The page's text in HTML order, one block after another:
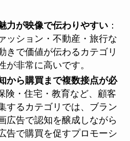
力が映像で伝わりやすい：
ッション・不動産・旅行な
きで価値が伝わるカテゴリ
が非常に高いです。
から購買まで複数接点が必
険・住宅・教育など、顧客
するカテゴリでは、ブラン
広告で認知を醸成しながら
告で購買を促すプロモーシ